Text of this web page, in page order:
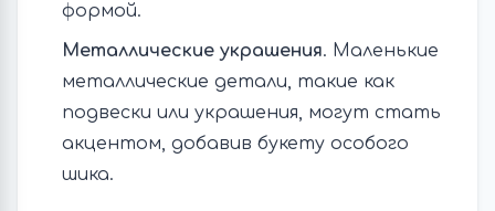
формой.
Металлические украшения. Маленькие
металлические детали, такие как
подвески или украшения, могут стать
акцентом, добавив букету особого
шика.